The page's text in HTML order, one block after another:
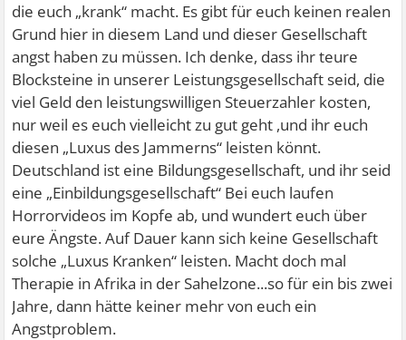
die euch „krank“ macht. Es gibt für euch keinen realen
Grund hier in diesem Land und dieser Gesellschaft
angst haben zu müssen. Ich denke, dass ihr teure
Blocksteine in unserer Leistungsgesellschaft seid, die
viel Geld den leistungswilligen Steuerzahler kosten,
nur weil es euch vielleicht zu gut geht ,und ihr euch
diesen „Luxus des Jammerns“ leisten könnt.
Deutschland ist eine Bildungsgesellschaft, und ihr seid
eine „Einbildungsgesellschaft“ Bei euch laufen
Horrorvideos im Kopfe ab, und wundert euch über
eure Ängste. Auf Dauer kann sich keine Gesellschaft
solche „Luxus Kranken“ leisten. Macht doch mal
Therapie in Afrika in der Sahelzone...so für ein bis zwei
Jahre, dann hätte keiner mehr von euch ein
Angstproblem.